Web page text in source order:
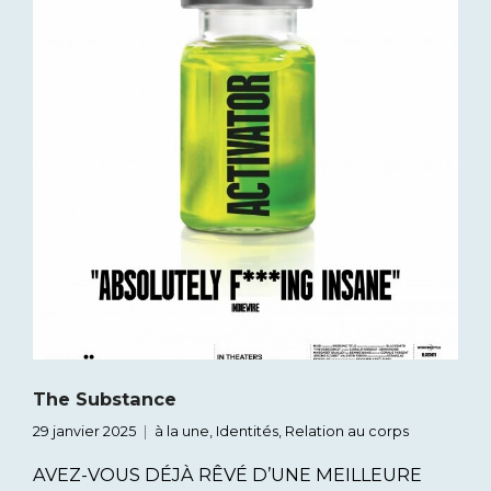
The Substance
29 janvier 2025 à la une, Identités, Relation au corps
AVEZ-VOUS DÉJÀ RÊVÉ D’UNE MEILLEURE